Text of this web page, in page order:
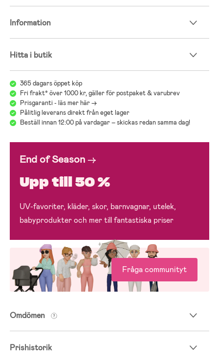
Information
Hitta i butik
365 dagars öppet köp
Fri frakt* över 1000 kr, gäller för postpaket & varubrev
Prisgaranti - läs mer här ->
Pålitlig leverans direkt från eget lager
Beställ innan 12:00 på vardagar – skickas redan samma dag!
End of Season→
Upp till 50 %
UV-favoriter, kläder, skor, barnvagnar, utelek,
babyprodukter och mer till fantastiska priser
Fråga communityt
Omdömen
Prishistorik